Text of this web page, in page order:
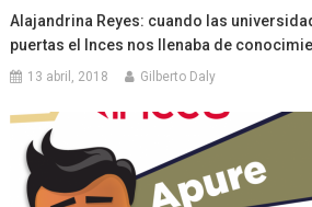
Alajandrina Reyes: cuando las
puertas el Inces nos llenaba de
13 abril, 2018 Gilberto Daly